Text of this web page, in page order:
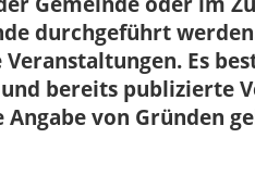
durchgeführt
Es
bereits publizierte
von Gründen